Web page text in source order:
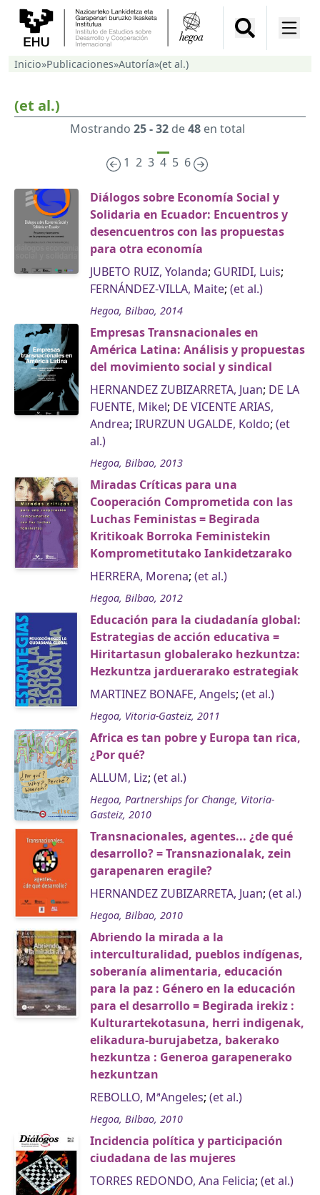
Inicio»Publicaciones»Autoría»(et al.)
(et al.)
Mostrando 25 - 32de48en total
1 2 3 4 5 6
Diálogos sobre Economía Social y
Solidaria en Ecuador: Encuentros y
desencuentros con las propuestas
para otra economía
JUBETO RUIZ, Yolanda; GURIDI, Luis;
FERNÁNDEZ-VILLA, Maite; (et al.)
Hegoa, Bilbao, 2014
Empresas Transnacionales en
América Latina: Análisis y propuestas
del movimiento social y sindical
HERNANDEZ ZUBIZARRETA, Juan; DE LA
FUENTE, Mikel; DE VICENTE ARIAS,
Andrea; IRURZUN UGALDE, Koldo; (et
al.)
Hegoa, Bilbao, 2013
Miradas Críticas para una
Cooperación Comprometida con las
Luchas Feministas = Begirada
Kritikoak Borroka Feministekin
Komprometitutako Iankidetzarako
HERRERA, Morena; (et al.)
Hegoa, Bilbao, 2012
Educación para la ciudadanía global:
Estrategias de acción educativa =
Hiritartasun globalerako hezkuntza:
Hezkuntza jarduerarako estrategiak
MARTINEZ BONAFE, Angels; (et al.)
Hegoa, Vitoria-Gasteiz, 2011
Africa es tan pobre y Europa tan rica,
¿Por qué?
ALLUM, Liz; (et al.)
Hegoa, Partnerships for Change, Vitoria-
Gasteiz, 2010
Transnacionales, agentes... ¿de qué
desarrollo? = Transnazionalak, zein
garapenaren eragile?
HERNANDEZ ZUBIZARRETA, Juan; (et al.)
Hegoa, Bilbao, 2010
Abriendo la mirada a la
interculturalidad, pueblos indígenas,
soberanía alimentaria, educación
para la paz : Género en la educación
para el desarrollo = Begirada irekiz :
Kulturartekotasuna, herri indigenak,
elikadura-burujabetza, bakerako
hezkuntza : Generoa garapenerako
hezkuntzan
REBOLLO, MªAngeles; (et al.)
Hegoa, Bilbao, 2010
Incidencia política y participación
ciudadana de las mujeres
TORRES REDONDO, Ana Felicia; (et al.)